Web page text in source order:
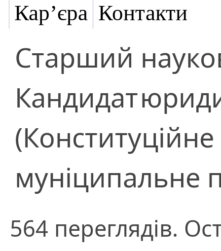
Кар’єра Контакти
Старший
Кандидат
муніципальне
564 переглядів.